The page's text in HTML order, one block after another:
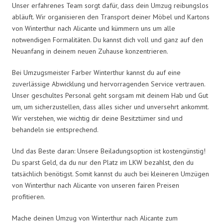
Unser erfahrenes Team sorgt dafür, dass dein Umzug reibungslos
abläuft. Wir organisieren den Transport deiner Möbel und Kartons
von Winterthur nach Alicante und kümmern uns um alle
notwendigen Formalitäten. Du kannst dich voll und ganz auf den
Neuanfang in deinem neuen Zuhause konzentrieren.
Bei Umzugsmeister Farber Winterthur kannst du auf eine
zuverlässige Abwicklung und hervorragenden Service vertrauen.
Unser geschultes Personal geht sorgsam mit deinem Hab und Gut
um, um sicherzustellen, dass alles sicher und unversehrt ankommt.
Wir verstehen, wie wichtig dir deine Besitztümer sind und
behandeln sie entsprechend.
Und das Beste daran: Unsere Beiladungsoption ist kostengünstig!
Du sparst Geld, da du nur den Platz im LKW bezahlst, den du
tatsächlich benötigst. Somit kannst du auch bei kleineren Umzügen
von Winterthur nach Alicante von unseren fairen Preisen
profitieren.
Mache deinen Umzug von Winterthur nach Alicante zum